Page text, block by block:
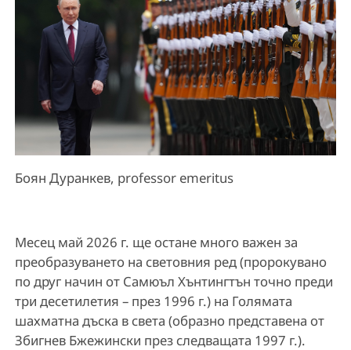
Боян Дуранкев, professor emeritus
Месец май 2026 г. ще остане много важен за
преобразуването на световния ред (пророкувано
по друг начин от Самюъл Хънтингтън точно преди
три десетилетия – през 1996 г.) на Голямата
шахматна дъска в света (образно представена от
Збигнев Бжежински през следващата 1997 г.).